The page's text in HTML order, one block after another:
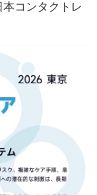
コンタクトレ